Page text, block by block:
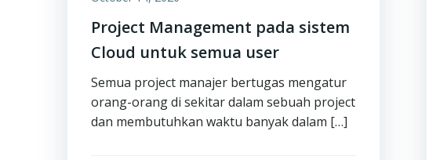
Project Management pada sistem
Cloud untuk semua user
Semua project manajer bertugas mengatur
orang-orang di sekitar dalam sebuah project
dan membutuhkan waktu banyak dalam […]